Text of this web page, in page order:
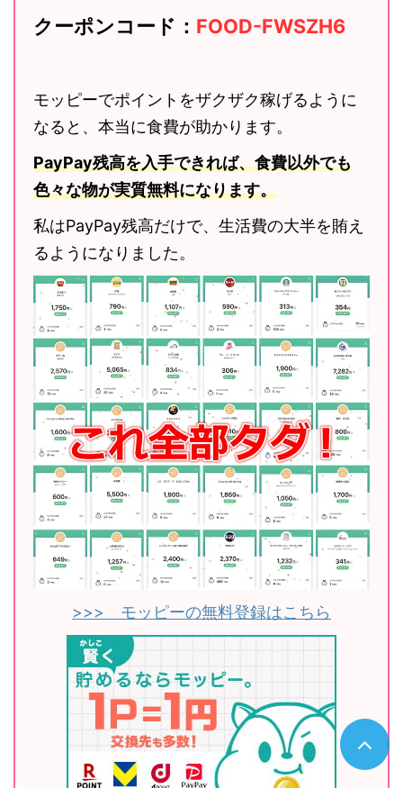
クーポンコード： FOOD-FWSZH6
モッピーでポイントをザクザク稼げるように
なると、本当に食費が助かります。
PayPay残高を入手できれば、食費以外でも
色々な物が実質無料になります。
私はPayPay残高だけで、生活費の大半を賄え
るようになりました。
>>> モッピーの無料登録はこちら